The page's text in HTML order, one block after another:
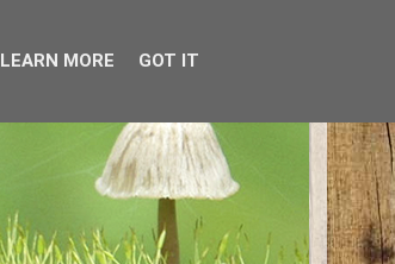
LEARN MORE GOT IT